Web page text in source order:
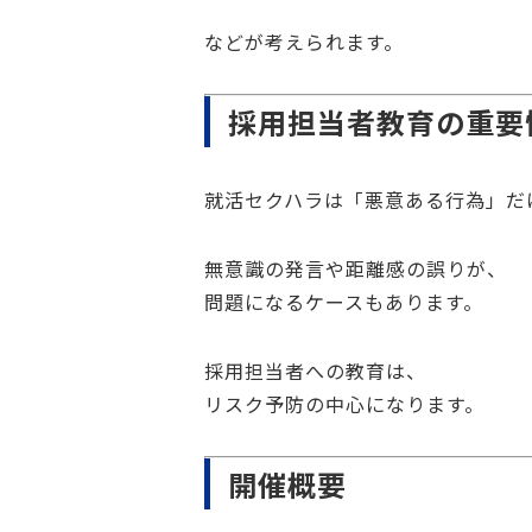
などが考えられます。
採用担当者教育の重要
就活セクハラは「悪意ある行為」だ
無意識の発言や距離感の誤りが、
問題になるケースもあります。
採用担当者への教育は、
リスク予防の中心になります。
開催概要